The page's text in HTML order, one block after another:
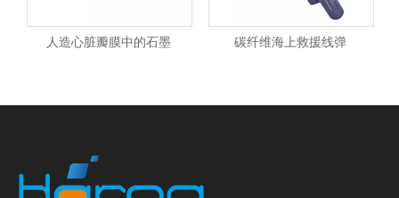
人造心脏瓣膜中的石墨 碳纤维海上救援线弹